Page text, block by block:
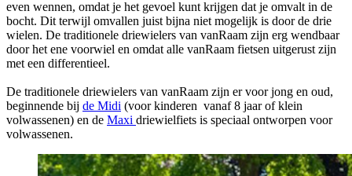
even wennen, omdat je het gevoel kunt krijgen dat je omvalt in de
bocht. Dit terwijl omvallen juist bijna niet mogelijk is door de drie
wielen. De traditionele driewielers van vanRaam zijn erg wendbaar
door het ene voorwiel en omdat alle vanRaam fietsen uitgerust zijn
met een differentieel.
De traditionele driewielers van vanRaam zijn er voor jong en oud,
beginnende bij de Midi (voor kinderen vanaf 8 jaar of klein
volwassenen) en de Maxi driewielfiets is speciaal ontworpen voor
volwassenen.